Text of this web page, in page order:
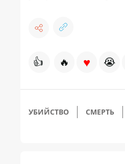
👍 🔥 ♥ 😭
УБИЙСТВО СМЕРТЬ